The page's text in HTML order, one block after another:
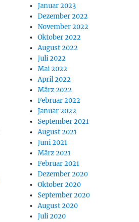
Januar 2023
Dezember 2022
November 2022
Oktober 2022
August 2022
Juli 2022
Mai 2022
April 2022
März 2022
Februar 2022
Januar 2022
September 2021
August 2021
Juni 2021
März 2021
Februar 2021
Dezember 2020
Oktober 2020
September 2020
August 2020
Juli 2020